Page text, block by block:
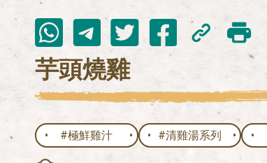
芋頭燒雞
#極鮮雞汁 #清雞湯系列